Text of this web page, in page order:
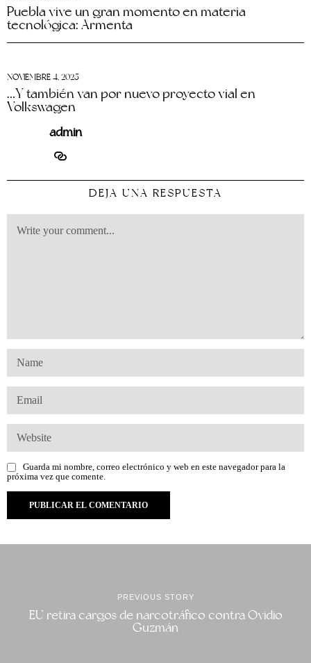
Puebla vive un gran momento en materia
tecnológica: Armenta
NOVIEMBRE 4, 2025
…Y también van por nuevo proyecto vial en
Volkswagen
admin
DEJA UNA RESPUESTA
Guarda mi nombre, correo electrónico y web en este navegador para la
próxima vez que comente.
PREVIOUS STORY
EU retira cargos de narcotráfico contra Ovidio
Guzmán